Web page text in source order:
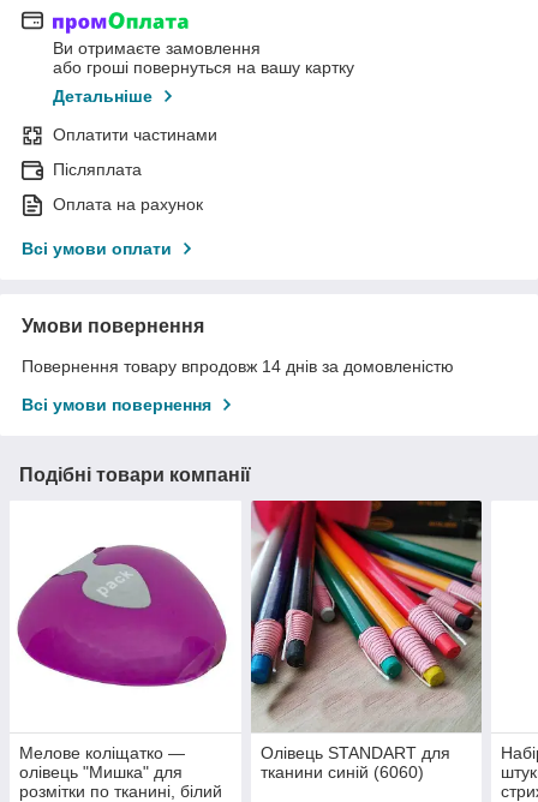
Ви отримаєте замовлення
або гроші повернуться на вашу картку
Детальніше
Оплатити частинами
Післяплата
Оплата на рахунок
Всі умови оплати
Умови повернення
Повернення товару впродовж 14 днів за домовленістю
Всі умови повернення
Подібні товари компанії
Мелове коліщатко —
олівець "Мишка" для
розмітки по тканині, білий
Олівець STANDART для
тканини синій (6060)